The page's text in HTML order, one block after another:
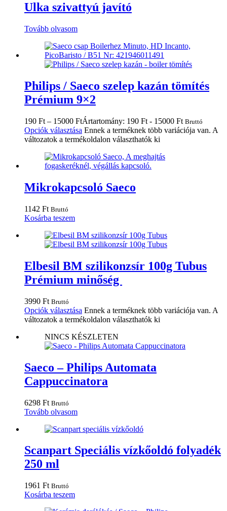
Ulka szivattyú javító
Tovább olvasom
Philips / Saeco szelep kazán tömítés
Prémium 9×2
190 Ft – 15000 FtÁrtartomány: 190 Ft - 15000 Ft Bruttó
Opciók választása Ennek a terméknek több variációja van. A
változatok a termékoldalon választhatók ki
Mikrokapcsoló Saeco
1142 Ft Bruttó
Kosárba teszem
Elbesil BM szilikonzsír 100g Tubus
Prémium minőség
3990 Ft Bruttó
Opciók választása Ennek a terméknek több variációja van. A
változatok a termékoldalon választhatók ki
NINCS KÉSZLETEN
Saeco – Philips Automata
Cappuccinatora
6298 Ft Bruttó
Tovább olvasom
Scanpart Speciális vízkőoldó folyadék
250 ml
1961 Ft Bruttó
Kosárba teszem